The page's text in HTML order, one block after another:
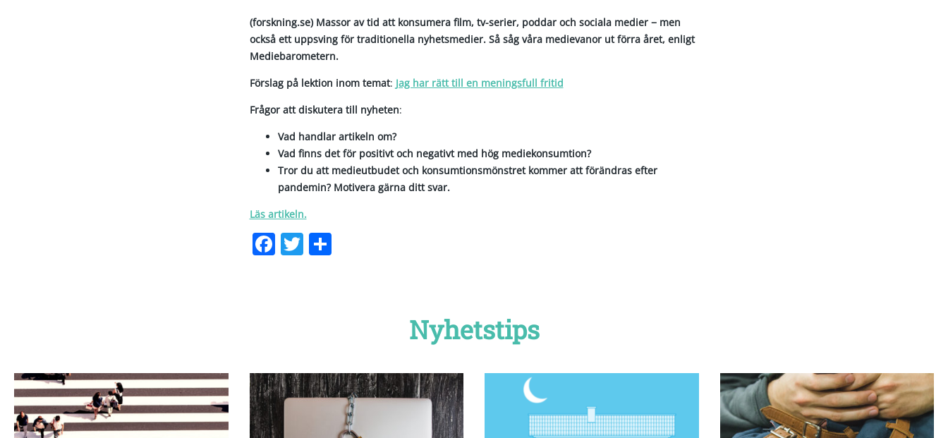
(forskning.se) Massor av tid att konsumera film, tv-serier, poddar och sociala medier − men
också ett uppsving för traditionella nyhetsmedier. Så såg våra medievanor ut förra året, enligt
Mediebarometern.
Förslag på lektion inom temat: Jag har rätt till en meningsfull fritid
Frågor att diskutera till nyheten:
Vad handlar artikeln om?
Vad finns det för positivt och negativt med hög mediekonsumtion?
Tror du att medieutbudet och konsumtionsmönstret kommer att förändras efter
pandemin? Motivera gärna ditt svar.
Läs artikeln.
Facebook
Twitter
Dela
Nyhetstips